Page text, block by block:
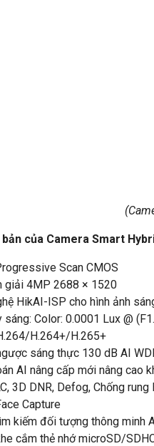
của Camera Smart
Scan CMOS
giải 4MP 2688 × 1520
HikAI-ISP cho hình ảnh
Color: 0.0001 Lux @
H.264+/H.265+
sáng thực 130 dB AI
AI nâng cấp mới nâng cao
3D DNR, Defog, Chống rung
Capture
kiếm đối tượng thông minh
cắm thẻ nhớ microSD/